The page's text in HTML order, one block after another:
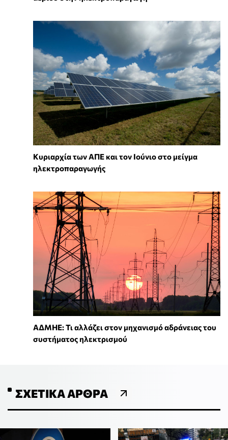
Κυριαρχία των ΑΠΕ και τον Ιούνιο στο μείγμα
ηλεκτροπαραγωγής
ΑΔΜΗΕ: Τι αλλάζει στον μηχανισμό αδράνειας του
συστήματος ηλεκτρισμού
ΣΧΕΤΙΚΆ ΆΡΘΡΑ